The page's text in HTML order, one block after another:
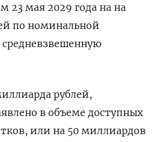
23 мая 2029 года на на
по номинальной
рублей,
в объеме доступных
или на 50 миллиардов